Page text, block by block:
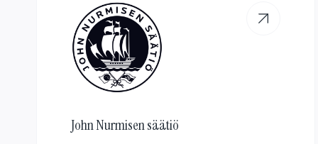
John Nurmisen säätiö